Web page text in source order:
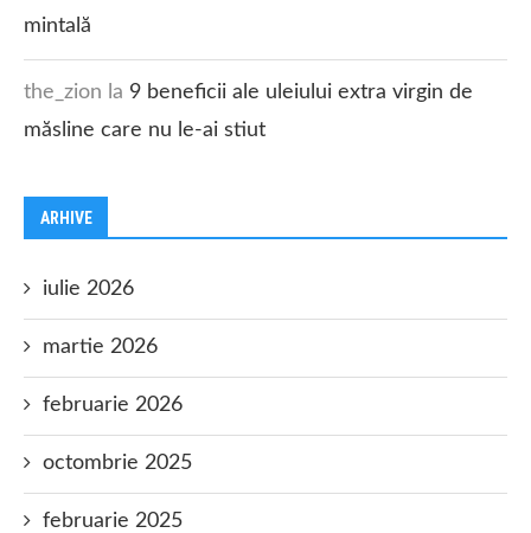
mintală
the_zion la 9 beneficii ale uleiului extra virgin de
măsline care nu le-ai stiut
ARHIVE
iulie 2026
martie 2026
februarie 2026
octombrie 2025
februarie 2025